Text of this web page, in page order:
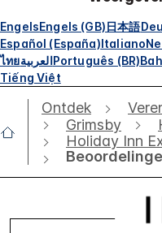
EngelsEngels (GB)日本語
Español (España)Italiano
ไทยالعربيةPortuguês (BR)
Tiếng Việt
Ontdek
Grimsby
Holiday Inn